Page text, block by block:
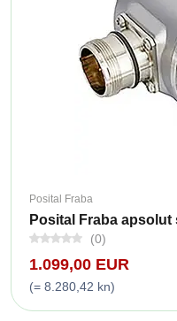
Posital Fraba
Posital Fraba apsolut
(0)
1.099,00 EUR
(= 8.280,42 kn)